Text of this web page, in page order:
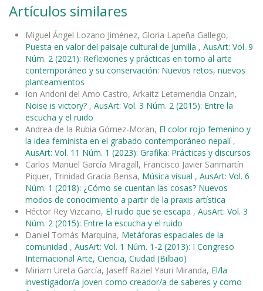
Artículos similares
Miguel Ángel Lozano Jiménez, Gloria Lapeña Gallego,
Puesta en valor del paisaje cultural de Jumilla , AusArt: Vol. 9
Núm. 2 (2021): Reflexiones y prácticas en torno al arte
contemporáneo y su conservación: Nuevos retos, nuevos
planteamientos
Ion Andoni del Amo Castro, Arkaitz Letamendia Onzain,
Noise is victory? , AusArt: Vol. 3 Núm. 2 (2015): Entre la
escucha y el ruido
Andrea de la Rubia Gómez-Moran, El color rojo femenino y
la idea feminista en el grabado contemporáneo nepalí ,
AusArt: Vol. 11 Núm. 1 (2023): Grafika: Prácticas y discursos
Carlos Manuel García Miragall, Francisco Javier Sanmartín
Piquer, Trinidad Gracia Bensa, Música visual , AusArt: Vol. 6
Núm. 1 (2018): ¿Cómo se cuentan las cosas? Nuevos
modos de conocimiento a partir de la praxis artística
Héctor Rey Vizcaino, El ruido que se escapa , AusArt: Vol. 3
Núm. 2 (2015): Entre la escucha y el ruido
Daniel Tomás Marquina, Metáforas espaciales de la
comunidad , AusArt: Vol. 1 Núm. 1-2 (2013): I Congreso
Internacional Arte, Ciencia, Ciudad (Bilbao)
Miriam Ureta García, Jaseff Raziel Yauri Miranda, El/la
investigador/a joven como creador/a de saberes y como